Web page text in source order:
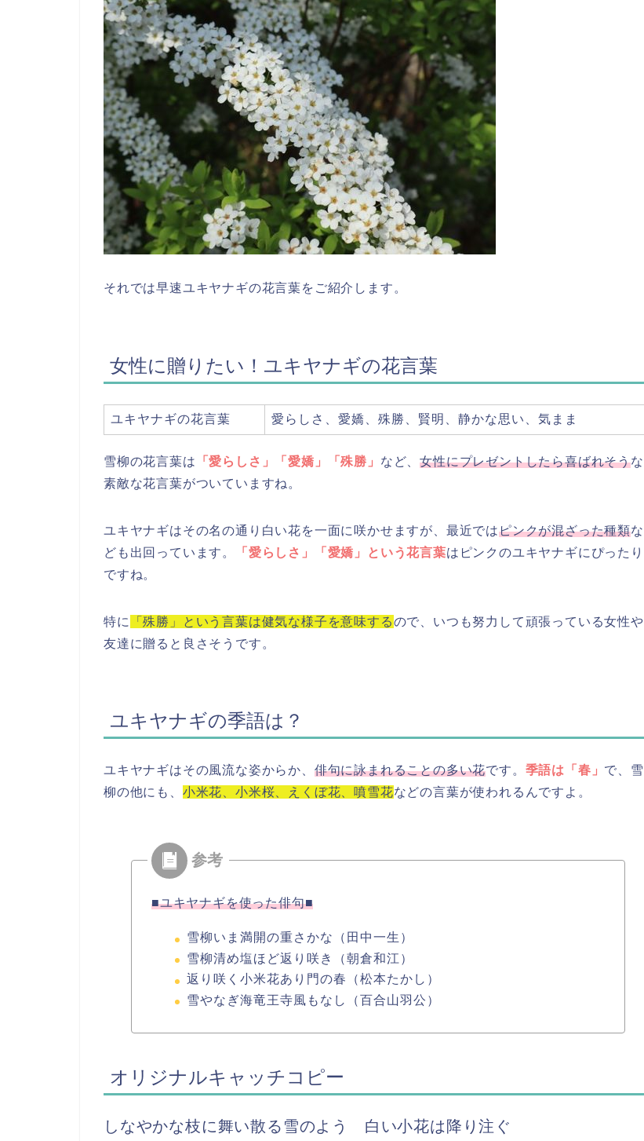
それでは早速ユキヤナギの花言葉をご紹介します。
女性に贈りたい！ユキヤナギの花言葉
ユキヤナギの花言葉 愛らしさ、愛嬌、殊勝、賢明、静かな思い、気まま
雪柳の花言葉は 「愛らしさ」「愛嬌」「殊勝」 など、女性にプレゼントしたら喜ばれそうな
素敵な花言葉がついていますね。
ユキヤナギはその名の通り白い花を一面に咲かせますが、最近ではピンクが混ざった種類な
ども出回っています。
「愛らしさ」「愛嬌」という花言葉はピンクのユキヤナギにぴったり
ですね。
特に 「殊勝」という言葉は健気な様子を意味するので、いつも努力して頑張っている女性や
友達に贈ると良さそうです。
ユキヤナギの季語は？
ユキヤナギはその風流な姿からか、 俳句に詠まれることの多い花です。 季語は「春」 で、雪
柳の他にも、 小米花、小米桜、えくぼ花、噴雪花などの言葉が使われるんですよ。
■ユキヤナギを使った俳句■
雪柳いま満開の重さかな（田中一生）
雪柳清め塩ほど返り咲き（朝倉和江）
返り咲く小米花あり門の春（松本たかし）
雪やなぎ海竜王寺風もなし（百合山羽公）
オリジナルキャッチコピー
しなやかな枝に舞い散る雪のよう 白い小花は降り注ぐ